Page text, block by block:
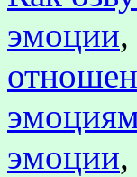
эмоции,
эмоции,